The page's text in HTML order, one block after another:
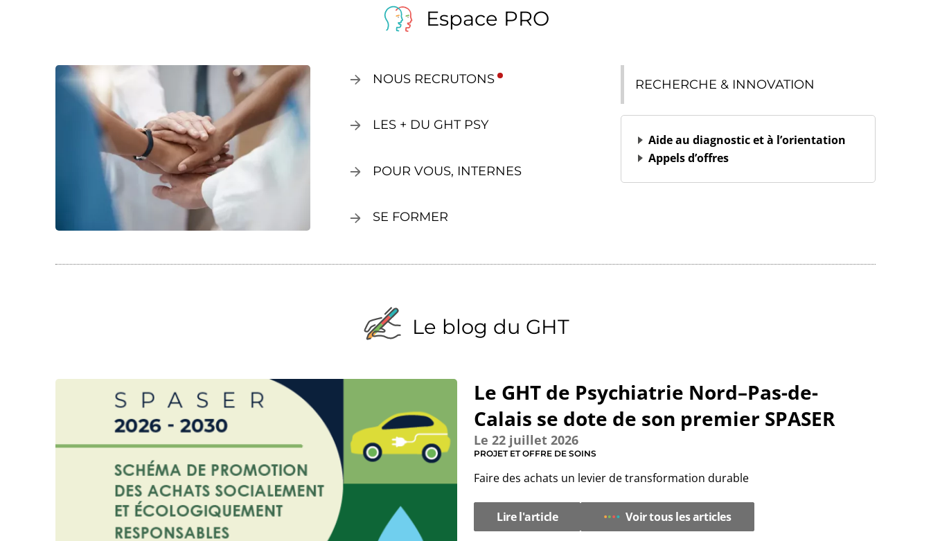
Espace PRO
NOUS RECRUTONS
LES + DU GHT PSY
POUR VOUS, INTERNES
SE FORMER
RECHERCHE & INNOVATION
Aide au diagnostic et à l’orientation
Appels d’offres
Le blog du GHT
Le GHT de Psychiatrie Nord–Pas-de-
Calais se dote de son premier SPASER
Le 22 juillet 2026
PROJET ET OFFRE DE SOINS
Faire des achats un levier de transformation durable
Lire l'article Voir tous les articles